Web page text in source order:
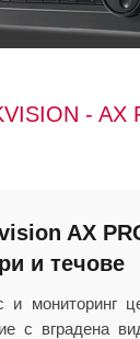
- AX
AX
и течове
мониторинг
с вградена